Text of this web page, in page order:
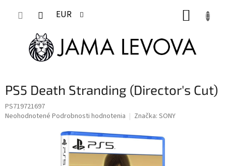
EUR
PS5 Death Stranding (Director's Cut)
PS719721697
Priemerné
Neohodnotené Podrobnosti hodnotenia Značka: SONY